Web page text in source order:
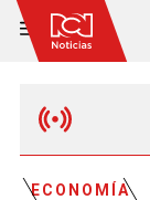
ECONOMÍA